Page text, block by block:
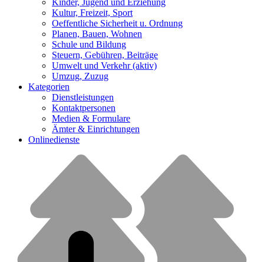
Kinder, Jugend und Erziehung
Kultur, Freizeit, Sport
Oeffentliche Sicherheit u. Ordnung
Planen, Bauen, Wohnen
Schule und Bildung
Steuern, Gebühren, Beiträge
Umwelt und Verkehr(aktiv)
Umzug, Zuzug
Kategorien
Dienstleistungen
Kontaktpersonen
Medien & Formulare
Ämter & Einrichtungen
Onlinedienste